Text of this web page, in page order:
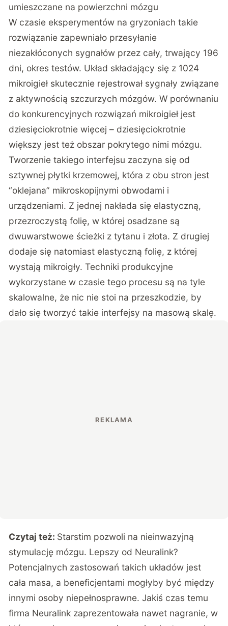
umieszczane na powierzchni mózgu
W czasie eksperymentów na gryzoniach takie
rozwiązanie zapewniało przesyłanie
niezakłóconych sygnałów przez cały, trwający 196
dni, okres testów. Układ składający się z 1024
mikroigieł skutecznie rejestrował sygnały związane
z aktywnością szczurzych mózgów. W porównaniu
do konkurencyjnych rozwiązań mikroigieł jest
dziesięciokrotnie więcej – dziesięciokrotnie
większy jest też obszar pokrytego nimi mózgu.
Tworzenie takiego interfejsu zaczyna się od
sztywnej płytki krzemowej, która z obu stron jest
“oklejana” mikroskopijnymi obwodami i
urządzeniami. Z jednej nakłada się elastyczną,
przezroczystą folię, w której osadzane są
dwuwarstwowe ścieżki z tytanu i złota. Z drugiej
dodaje się natomiast elastyczną folię, z której
wystają mikroigły. Techniki produkcyjne
wykorzystane w czasie tego procesu są na tyle
skalowalne, że nic nie stoi na przeszkodzie, by
dało się tworzyć takie interfejsy na masową skalę.
Czytaj też: Starstim pozwoli na nieinwazyjną
stymulację mózgu. Lepszy od Neuralink?
Potencjalnych zastosowań takich układów jest
cała masa, a beneficjentami mogłyby być między
innymi osoby niepełnosprawne. Jakiś czas temu
firma Neuralink zaprezentowała nawet nagranie, w